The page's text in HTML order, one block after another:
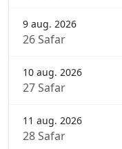
9 aug. 2026
26 Safar
10 aug. 2026
27 Safar
11 aug. 2026
28 Safar